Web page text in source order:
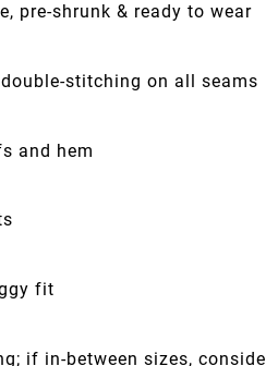
pre-shrunk & ready to wear
stitching on all seams
and hem
fit
if in-between sizes,